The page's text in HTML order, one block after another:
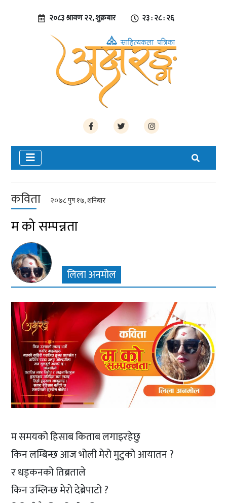
२०८३ श्रावण २२, शुक्रबार २३ : २८ : २७
कविता २०७८ पुष १७, शनिबार
म को सम्पन्नता
लिला अनमोल
म समयको हिसाब किताब लगाइरहेछु
किन लम्बिन्छ आज भोली मेरो मुटुको आयातन ?
र धड्कनको तिब्रताले
किन उम्लिन्छ मेरो देब्रेपाटो ?